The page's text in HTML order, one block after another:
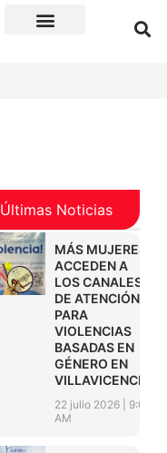
Últimas Noticias
MÁS MUJERES
ACCEDEN A
LOS CANALES
DE ATENCIÓN
PARA
VIOLENCIAS
BASADAS EN
GÉNERO EN
VILLAVICENCIO
22 julio 2026
9:01
AM